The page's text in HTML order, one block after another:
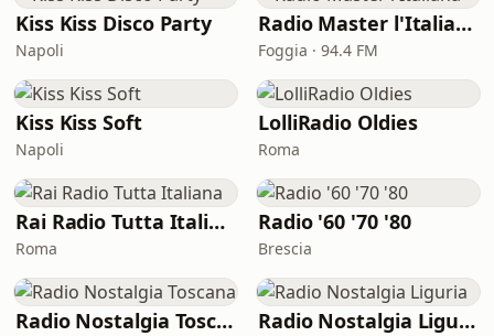
Kiss Kiss Disco Party
Napoli
Radio Master l'Italiana
Foggia · 94.4 FM
Kiss Kiss Soft
Napoli
LolliRadio Oldies
Roma
Rai Radio Tutta Italiana
Roma
Radio '60 '70 '80
Brescia
Radio Nostalgia Toscana Radio Nostalgia Liguria